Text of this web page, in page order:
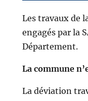
Les travaux de
engagés par la
Département.
La commune
La déviation